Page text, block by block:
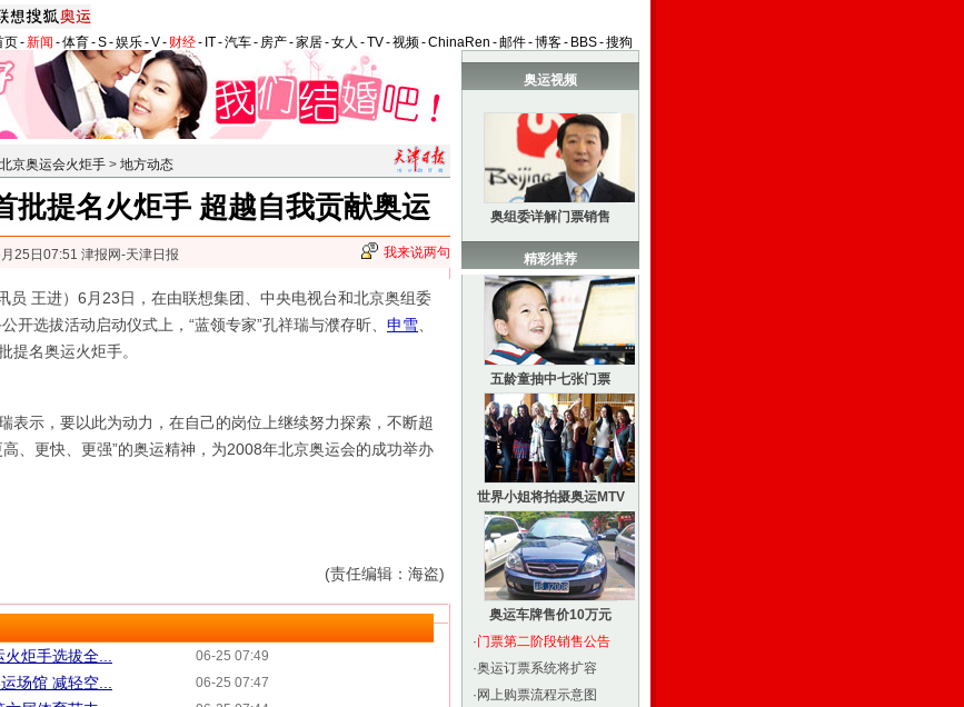
页-新闻 -体育-S-娱乐-V- 财经- IT-汽车- 房产-家居-女人 -TV-视频-ChinaRen -邮件-博客- BBS-搜狗
北京奥运会火炬手 > 地方动态
批提名火炬手 超越自我贡献奥运
25日07:51 津报网-天津日报 我来说两句
王进）6月23日，在由联想集团、中央电视台和北京奥组委
开选拔活动启动仪式上，“蓝领专家”孔祥瑞与濮存昕、 申雪
提名奥运火炬手。
示，要以此为动力，在自己的岗位上继续努力探索，不断超
、更快、更强”的奥运精神，为2008年北京奥运会的成功举办
(责任编辑：海盗)
06-25 07:49
炬手选拔全...
06-25 07:47
场馆 减轻空...
奥运视频
奥组委详解门票销售
精彩推荐
五龄童抽中七张门票
世界小姐将拍摄奥运MTV
奥运车牌售价10万元
·门票第二阶段销售公告
·奥运订票系统将扩容
· 网上购票流程示意图